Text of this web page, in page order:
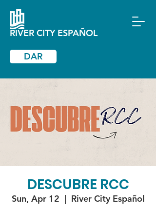
RIVER CITY ESPAÑOL
DAR
DESCUBRE RCC
Sun, Apr 12
  |
River City Español